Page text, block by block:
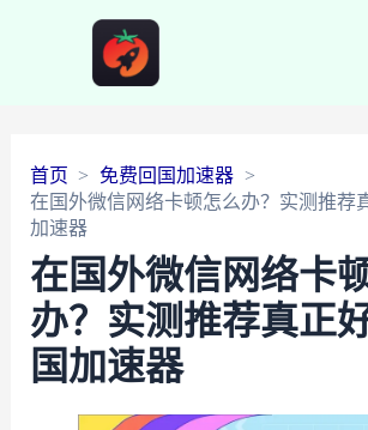
首页
免费回国加速器
在国外微信网络卡顿怎么办？实测推荐
加速器
在国外微信网络卡
办？实测推荐真正
国加速器